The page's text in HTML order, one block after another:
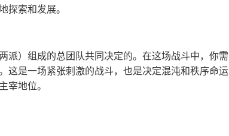
探索和发展。
派）组成的总团队共同决定的。在这场战斗中，你需
这是一场紧张刺激的战斗，也是决定混沌和秩序命运
宰地位。